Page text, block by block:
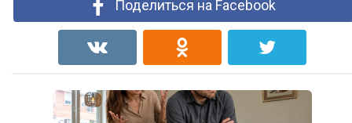
Поделиться на Facebook